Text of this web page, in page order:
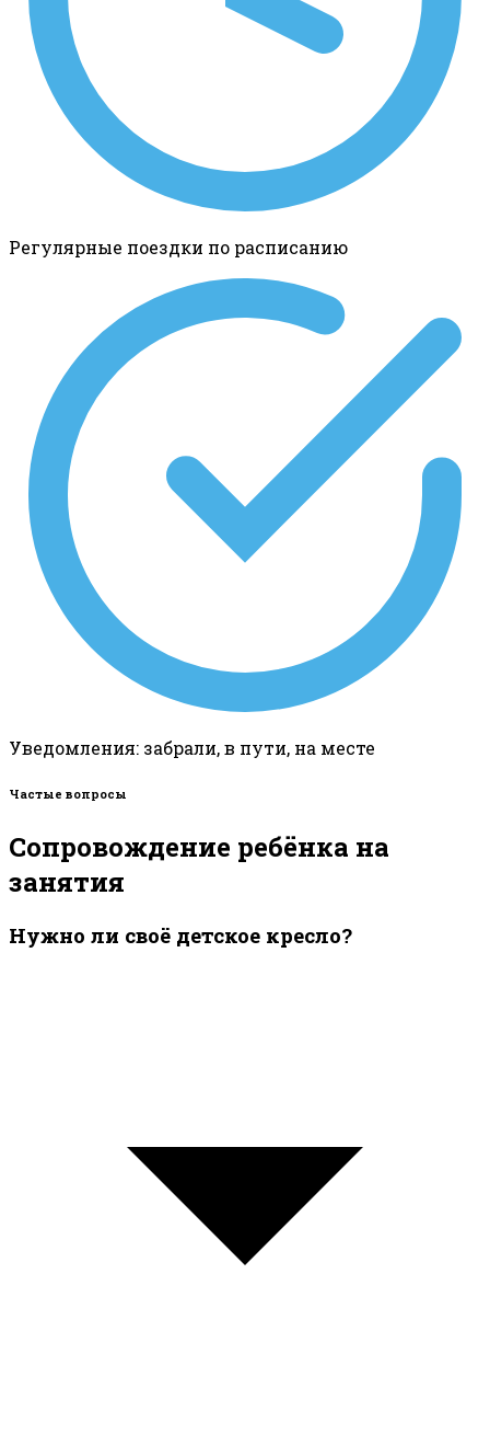
Регулярные поездки по расписанию
Уведомления: забрали, в пути, на месте
Частые вопросы
Сопровождение ребёнка на
занятия
Нужно ли своё детское кресло?